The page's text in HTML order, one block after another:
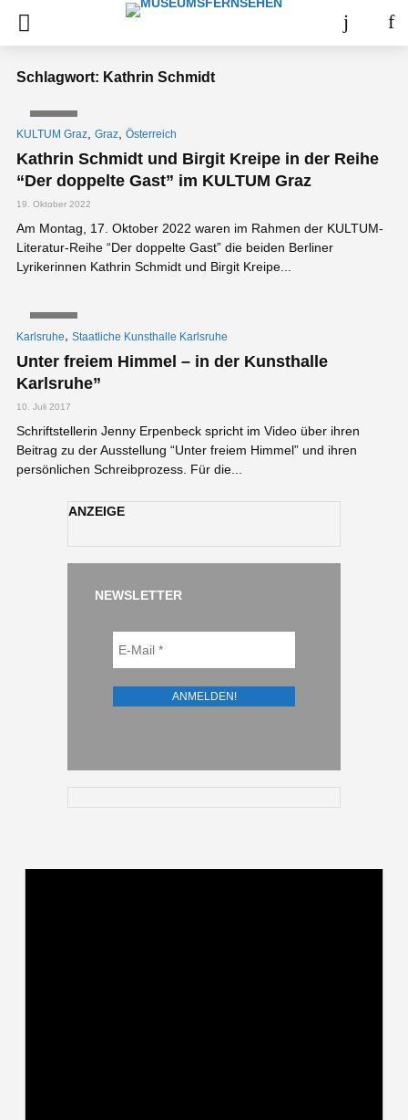
Schlagwort: Kathrin Schmidt
KULTUM Graz Graz Österreich
Kathrin Schmidt und Birgit Kreipe in der Reihe
“Der doppelte Gast” im KULTUM Graz
19. Oktober 2022
Am Montag, 17. Oktober 2022 waren im Rahmen der KULTUM-
Literatur-Reihe “Der doppelte Gast” die beiden Berliner
Lyrikerinnen Kathrin Schmidt und Birgit Kreipe...
Karlsruhe, Staatliche Kunsthalle Karlsruhe
Unter freiem Himmel – in der Kunsthalle
Karlsruhe”
10. Juli 2017
Schriftstellerin Jenny Erpenbeck spricht im Video über ihren
Beitrag zu der Ausstellung “Unter freiem Himmel” und ihren
persönlichen Schreibprozess. Für die...
ANZEIGE
NEWSLETTER